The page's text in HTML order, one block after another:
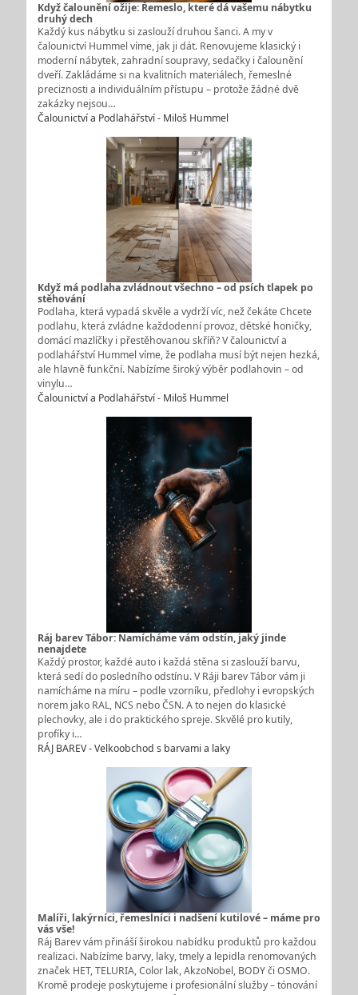
Když čalounění ožije: Řemeslo, které dá vašemu nábytku
druhý dech
Každý kus nábytku si zaslouží druhou šanci. A my v
čalounictví Hummel víme, jak ji dát. Renovujeme klasický i
moderní nábytek, zahradní soupravy, sedačky i čalounění
dveří. Zakládáme si na kvalitních materiálech, řemeslné
preciznosti a individuálním přístupu – protože žádné dvě
zakázky nejsou…
Čalounictví a Podlahářství - Miloš Hummel
Když má podlaha zvládnout všechno – od psích tlapek po
stěhování
Podlaha, která vypadá skvěle a vydrží víc, než čekáte Chcete
podlahu, která zvládne každodenní provoz, dětské honičky,
domácí mazlíčky i přestěhovanou skříň? V čalounictví a
podlahářství Hummel víme, že podlaha musí být nejen hezká,
ale hlavně funkční. Nabízíme široký výběr podlahovin – od
vinylu…
Čalounictví a Podlahářství - Miloš Hummel
Ráj barev Tábor: Namícháme vám odstín, jaký jinde
nenajdete
Každý prostor, každé auto i každá stěna si zaslouží barvu,
která sedí do posledního odstínu. V Ráji barev Tábor vám ji
namícháme na míru – podle vzorníku, předlohy i evropských
norem jako RAL, NCS nebo ČSN. A to nejen do klasické
plechovky, ale i do praktického spreje. Skvělé pro kutily,
profíky i…
RÁJ BAREV - Velkoobchod s barvami a laky
Malíři, lakýrníci, řemeslníci i nadšení kutilové – máme pro
vás vše!
Ráj Barev vám přináší širokou nabídku produktů pro každou
realizaci. Nabízíme barvy, laky, tmely a lepidla renomovaných
značek HET, TELURIA, Color lak, AkzoNobel, BODY či OSMO.
Kromě prodeje poskytujeme i profesionální služby – tónování